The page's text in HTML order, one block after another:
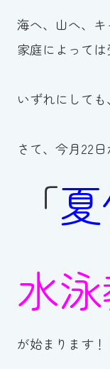
海へ、山へ、
家庭によっては
いずれにしても
さて、今月22
「
水
が始まります！